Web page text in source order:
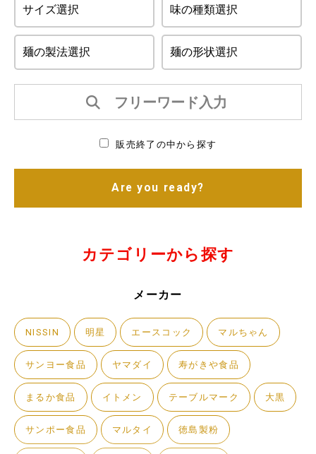
販売終了の中から探す
Are you ready?
カテゴリーから探す
メーカー
NISSIN 明星 エースコック マルちゃん
サンヨー食品 ヤマダイ 寿がきや食品
まるか食品 イトメン テーブルマーク 大黒
サンポー食品 マルタイ 徳島製粉